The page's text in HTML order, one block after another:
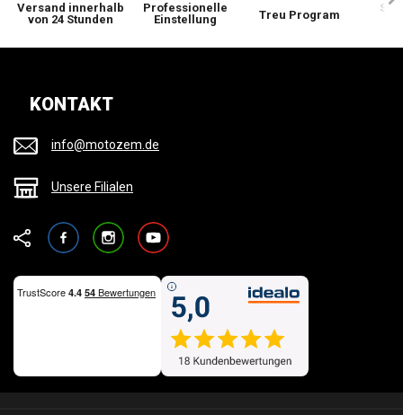
Versand innerhalb
von 24 Stunden
Professionelle
Einstellung
Treu Program
Sie
KONTAKT
info@motozem.de
Unsere Filialen
FacebookInstagramYouTube